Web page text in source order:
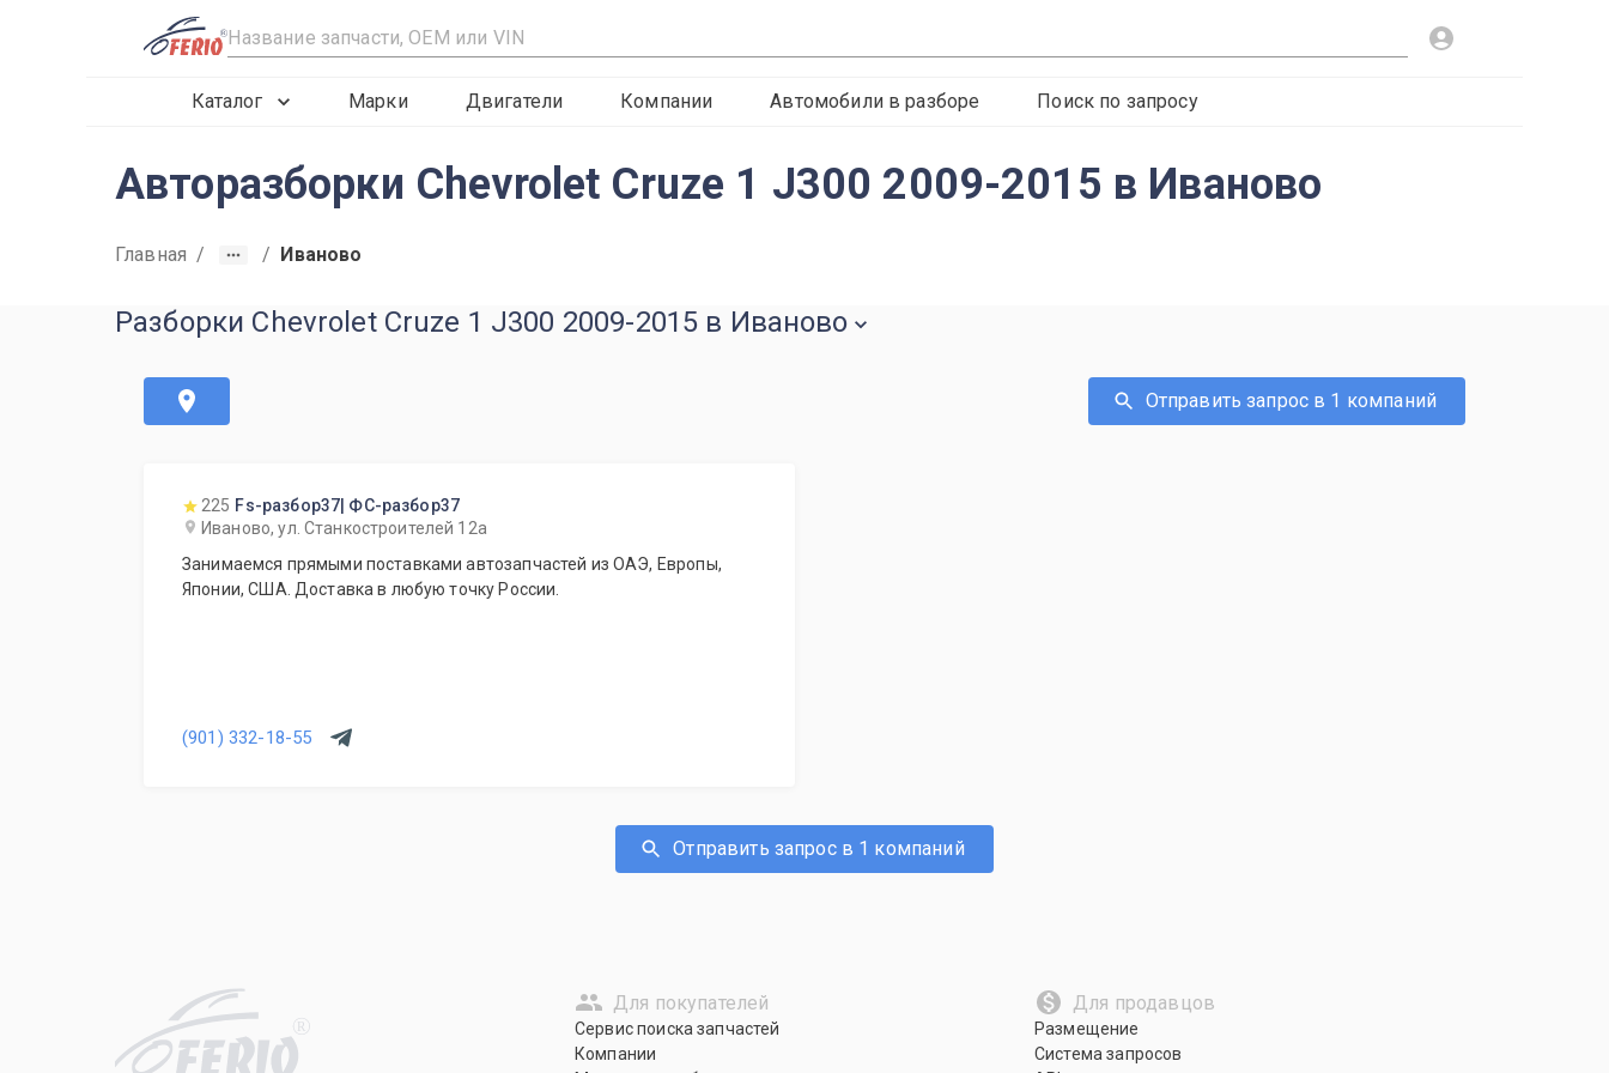
R
Каталог Марки Двигатели Компании Автомобили в разборе Поиск по запросу
Авторазборки Chevrolet Cruze 1 J300 2009-2015 в Иваново
Главная / / Иваново
Разборки Chevrolet Cruze 1 J300 2009-2015 в Иваново
Отправить запрос в 1 компаний
225 Fs-разбор37| ФС-разбор37
Иваново, ул. Станкостроителей 12а
Занимаемся прямыми поставками автозапчастей из ОАЭ, Европы,
Японии, США. Доставка в любую точку России.
(901) 332-18-55
Отправить запрос в 1 компаний
R
Для покупателей
Сервис поиска запчастей
Компании
Для продавцов
Размещение
Система запросов